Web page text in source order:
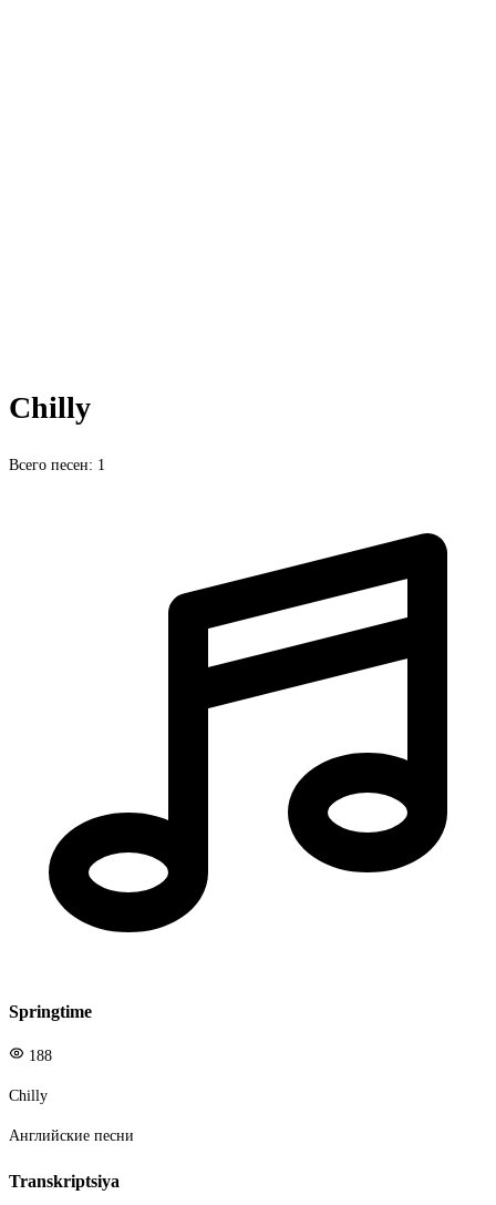
Chilly
Всего песен: 1
Springtime
188
Chilly
Английские песни
Transkriptsiya